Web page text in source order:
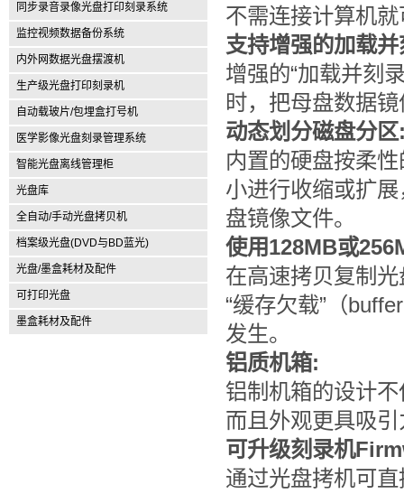
同步录音录像光盘打印刻录系统
监控视频数据备份系统
内外网数据光盘摆渡机
生产级光盘打印刻录机
自动载玻片/包埋盒打号机
医学影像光盘刻录管理系统
智能光盘离线管理柜
光盘库
全自动/手动光盘拷贝机
档案级光盘(DVD与BD蓝光)
光盘/墨盒耗材及配件
可打印光盘
墨盒耗材及配件
不需连接计算机
支持增强的加载
增强的“加载并刻
时，把母盘数据
动态划分磁盘分区
内置的硬盘按柔
小进行收缩或扩
盘镜像文件。
使用128MB或
在高速拷贝复制
“缓存欠载”（
发生。
铝质机箱:
铝制机箱的设计
而且外观更具吸
可升级刻录机
通过光盘拷机可